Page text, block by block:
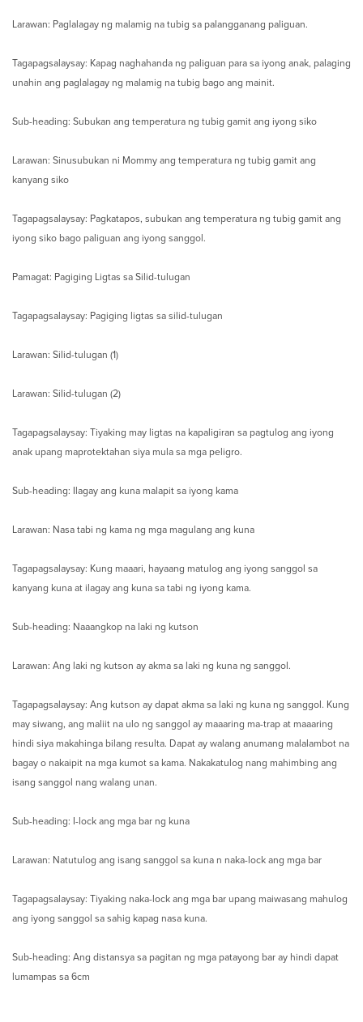
Larawan: Paglalagay ng malamig na tubig sa palangganang paliguan.
Tagapagsalaysay: Kapag naghahanda ng paliguan para sa iyong anak, palaging
unahin ang paglalagay ng malamig na tubig bago ang mainit.
Sub-heading: Subukan ang temperatura ng tubig gamit ang iyong siko
Larawan: Sinusubukan ni Mommy ang temperatura ng tubig gamit ang
kanyang siko
Tagapagsalaysay: Pagkatapos, subukan ang temperatura ng tubig gamit ang
iyong siko bago paliguan ang iyong sanggol.
Pamagat: Pagiging Ligtas sa Silid-tulugan
Tagapagsalaysay: Pagiging ligtas sa silid-tulugan
Larawan: Silid-tulugan (1)
Larawan: Silid-tulugan (2)
Tagapagsalaysay: Tiyaking may ligtas na kapaligiran sa pagtulog ang iyong
anak upang maprotektahan siya mula sa mga peligro.
Sub-heading: Ilagay ang kuna malapit sa iyong kama
Larawan: Nasa tabi ng kama ng mga magulang ang kuna
Tagapagsalaysay: Kung maaari, hayaang matulog ang iyong sanggol sa
kanyang kuna at ilagay ang kuna sa tabi ng iyong kama.
Sub-heading: Naaangkop na laki ng kutson
Larawan: Ang laki ng kutson ay akma sa laki ng kuna ng sanggol.
Tagapagsalaysay: Ang kutson ay dapat akma sa laki ng kuna ng sanggol. Kung
may siwang, ang maliit na ulo ng sanggol ay maaaring ma-trap at maaaring
hindi siya makahinga bilang resulta. Dapat ay walang anumang malalambot na
bagay o nakaipit na mga kumot sa kama. Nakakatulog nang mahimbing ang
isang sanggol nang walang unan.
Sub-heading: I-lock ang mga bar ng kuna
Larawan: Natutulog ang isang sanggol sa kuna n naka-lock ang mga bar
Tagapagsalaysay: Tiyaking naka-lock ang mga bar upang maiwasang mahulog
ang iyong sanggol sa sahig kapag nasa kuna.
Sub-heading: Ang distansya sa pagitan ng mga patayong bar ay hindi dapat
lumampas sa 6cm